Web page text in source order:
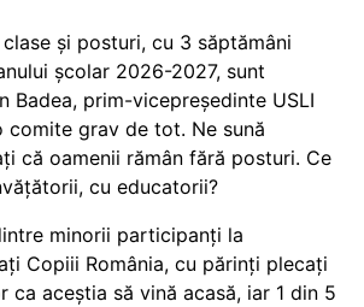
și posturi, cu 3 săptămâni
școlar 2026-2027, sunt
Badea, prim-vicepreședinte USLI
comite grav de tot. Ne sună
că oamenii rămân fără posturi. Ce
cu educatorii?
minorii participanți la
Copiii România, cu părinți plecați
ca aceștia să vină acasă, iar 1 din 5